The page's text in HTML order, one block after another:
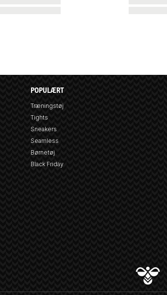
POPULÆRT
Træningstøj
Tights
Sneakers
Seamless
Børnetøj
Black Friday